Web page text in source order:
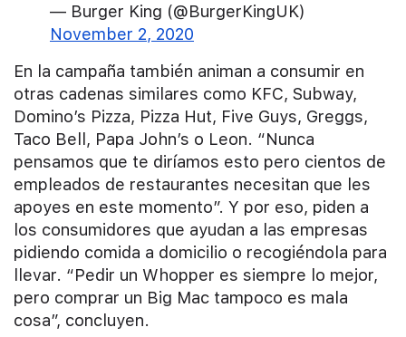
— Burger King (@BurgerKingUK)
November 2, 2020
En la campaña también animan a consumir en
otras cadenas similares como KFC, Subway,
Domino’s Pizza, Pizza Hut, Five Guys, Greggs,
Taco Bell, Papa John’s o Leon. “Nunca
pensamos que te diríamos esto pero cientos de
empleados de restaurantes necesitan que les
apoyes en este momento”. Y por eso, piden a
los consumidores que ayudan a las empresas
pidiendo comida a domicilio o recogiéndola para
llevar. “Pedir un Whopper es siempre lo mejor,
pero comprar un Big Mac tampoco es mala
cosa”, concluyen.